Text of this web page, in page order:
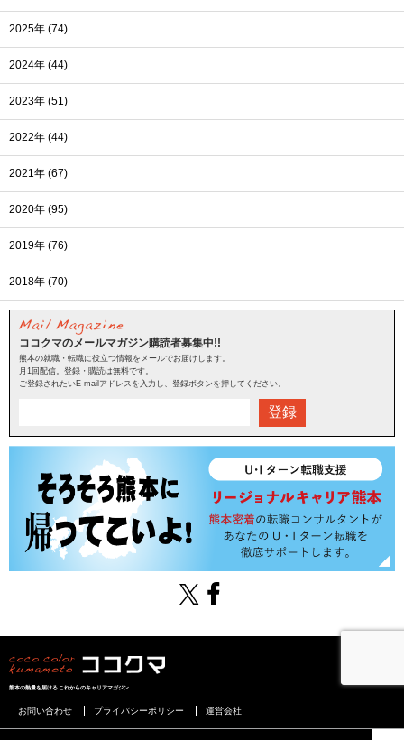
2025年 (74)
2024年 (44)
2023年 (51)
2022年 (44)
2021年 (67)
2020年 (95)
2019年 (76)
2018年 (70)
ココクマのメールマガジン購読者募集中!!
熊本の就職・転職に役立つ情報をメールでお届けします。
月1回配信。登録・購読は無料です。
ご登録されたいE-mailアドレスを入力し、登録ボタンを押してください。
登録
熊本の熱量を届けるこれからのキャリアマガジン
お問い合わせ プライバシーポリシー 運営会社